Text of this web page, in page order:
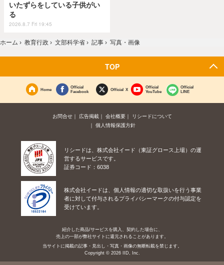
いたずらをしている子供がい
る
2026.8.7 Fri 19:45
ホーム › 教育行政 › 文部科学省 › 記事 › 写真・画像
TOP
Home
Official
Facebook
Official X
Official
YouTube
Official
LINE
お問合せ 広告掲載 会社概要
リシードについて
個人情報保護方針
リシードは、株式会社イード（東証グロース上場）の運
営するサービスです。
証券コード：6038
株式会社イードは、個人情報の適切な取扱いを行う事業
者に対して付与されるプライバシーマークの付与認定を
受けています。
紹介した商品/サービスを購入、契約した場合に、
売上の一部が弊社サイトに還元されることがあります。
当サイトに掲載の記事・見出し・写真・画像の無断転載を禁じます。
Copyright © 2026 IID, Inc.